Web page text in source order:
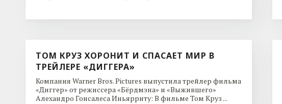
ТОМ КРУЗ ХОРОНИТ И СПАСАЕТ МИР В
ТРЕЙЛЕРЕ «ДИГГЕРА»
Компания Warner Bros. Pictures выпустила трейлер фильма
«Диггер» от режиссера «Бёрдмэна» и «Выжившего»
Алехандро Гонсалеса Иньярриту: В фильме Том Круз ...